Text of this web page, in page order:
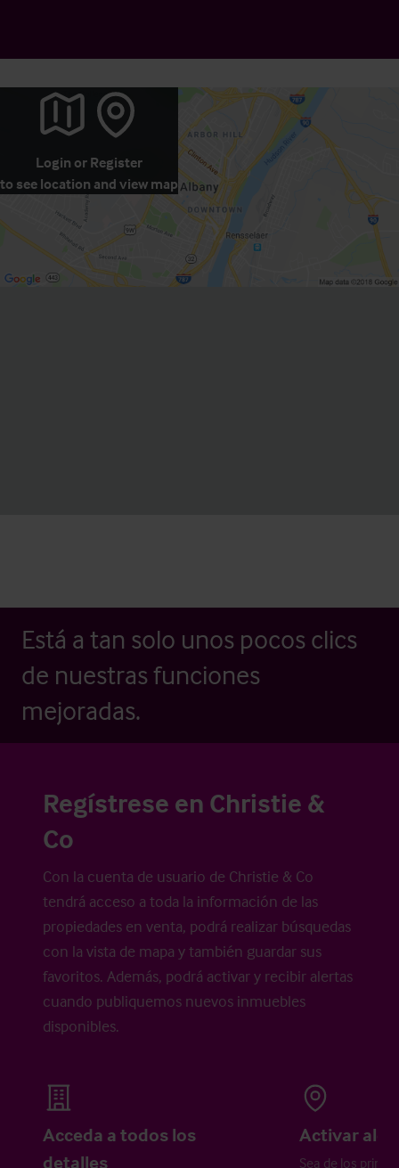
Login or Register
to see location and view map
Está a tan solo unos pocos clics
de nuestras funciones
mejoradas.
Regístrese en Christie &
Co
Con la cuenta de usuario de Christie & Co
tendrá acceso a toda la información de las
propiedades en venta, podrá realizar búsquedas
con la vista de mapa y también guardar sus
favoritos. Además, podrá activar y recibir alertas
cuando publiquemos nuevos inmuebles
disponibles.
Acceda a todos los
detalles
Activar
Sea de los